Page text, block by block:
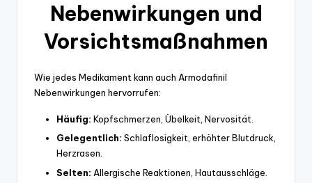
Nebenwirkungen und
Vorsichtsmaßnahmen
Wie jedes Medikament kann auch Armodafinil
Nebenwirkungen hervorrufen:
Häufig: Kopfschmerzen, Übelkeit, Nervosität.
Gelegentlich: Schlaflosigkeit, erhöhter Blutdruck,
Herzrasen.
Selten: Allergische Reaktionen, Hautausschläge.